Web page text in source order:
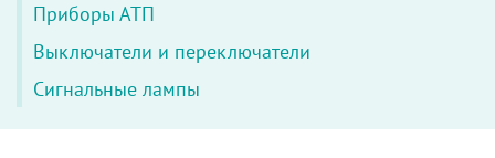
Приборы АТП
Выключатели и переключатели
Сигнальные лампы